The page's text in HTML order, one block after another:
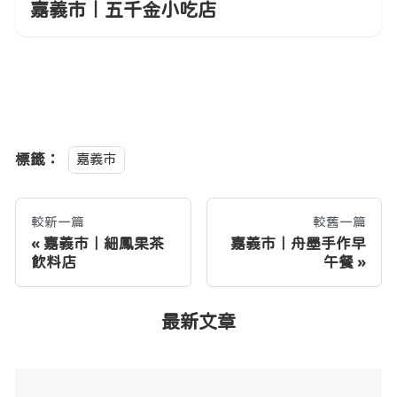
嘉義市｜五千金小吃店
標籤： 嘉義市
較新一篇
嘉義市｜細鳳果茶
飲料店
較舊一篇
嘉義市｜舟墨手作早
午餐
最新文章